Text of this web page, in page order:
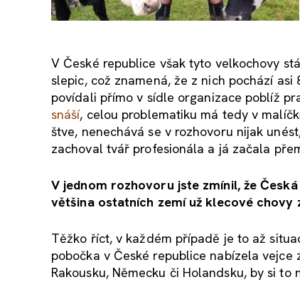
V České republice však tyto velkochovy
slepic, což znamená, že z nich pochází asi
povídali přímo v sídle organizace poblíž
snáší, celou problematiku má tedy v
štve, nenechává se v rozhovoru nijak
zachoval tvář profesionála a já začala
V jednom rozhovoru jste zmínil, že
většina ostatních zemí už klecové chovy
Těžko říct, v každém případě je to až
pobočka v České republice nabízela
Rakousku, Německu či Holandsku, by si to